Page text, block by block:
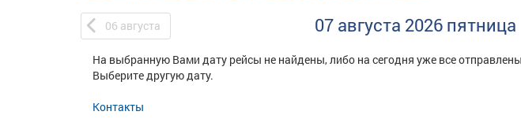
06 августа 07 августа 2026 пятница
На выбранную Вами дату рейсы не найдены, либо на сегодня уже все
Выберите другую дату.
Контакты